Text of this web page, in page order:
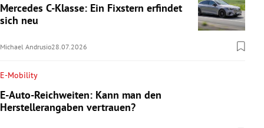
Mercedes C-Klasse: Ein Fixstern erfindet
sich neu
Michael Andrusio28.07.2026
E-Mobility
E-Auto-Reichweiten: Kann man den
Herstellerangaben vertrauen?